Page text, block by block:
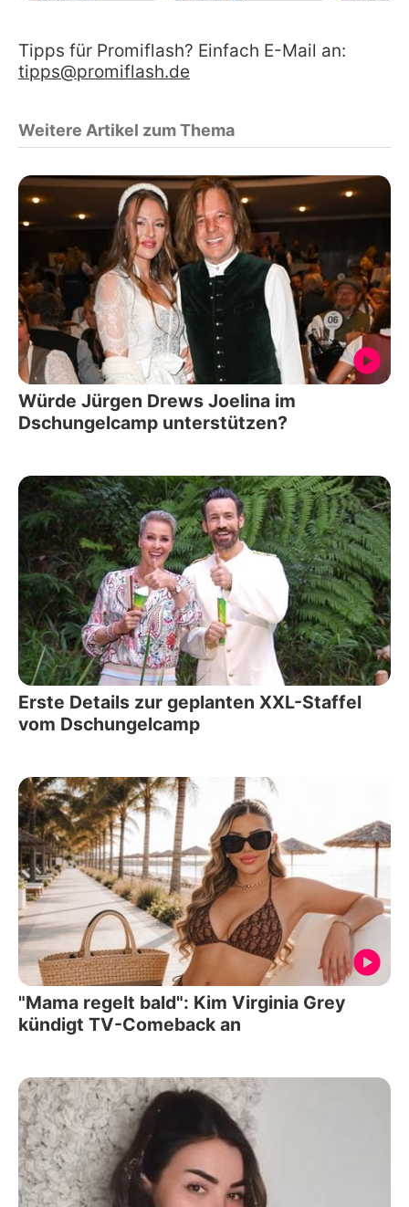
Tipps für Promiflash? Einfach E-Mail an:
tipps@promiflash.de
Weitere Artikel zum Thema
Würde Jürgen Drews Joelina im
Dschungelcamp unterstützen?
Erste Details zur geplanten XXL-Staffel
vom Dschungelcamp
"Mama regelt bald": Kim Virginia Grey
kündigt TV-Comeback an